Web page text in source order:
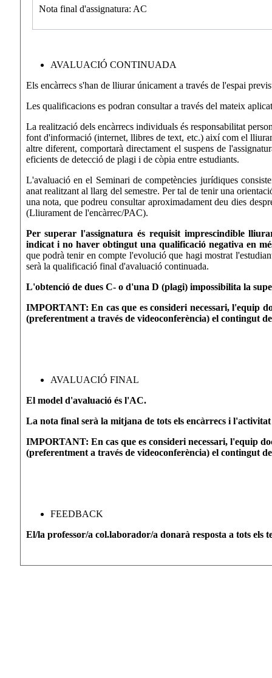
Nota final d'assignatura: AC
AVALUACIÓ CONTINUADA
Els encàrrecs s'han de lliurar únicament a través de l'espai
Les qualificacions es podran consultar a través del mateix
La realització dels encàrrecs individuals és responsabilitat
font d'informació (internet, llibres de text, etc.) així com el
altre diferent, comportarà directament el suspens de
eficients de detecció de plagi i de còpia entre estudiants.
L'avaluació en el Seminari de competències jurídiques
anat realitzant al llarg del semestre. Per tal de tenir una
una nota, que podreu consultar aproximadament deu dies
(Lliurament de l'encàrrec/PAC).
Per superar l'assignatura és requisit imprescindible
indicat i no haver obtingut una qualificació negativa en
que podrà tenir en compte l'evolució que hagi mostrat
serà la qualificació final d'avaluació continuada.
L'obtenció de dues C- o d'una D (plagi) impossibilita la
IMPORTANT: En cas que es consideri necessari, l'equip
(preferentment a través de videoconferència) el contingut
AVALUACIÓ FINAL
El model d'avaluació és l'AC.
La nota final serà la mitjana de tots els encàrrecs i
IMPORTANT: En cas que es consideri necessari, l'equip
(preferentment a través de videoconferència) el contingut
FEEDBACK
El/la professor/a col.laborador/a donarà resposta a tots els